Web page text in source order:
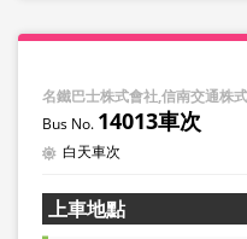
名鐵巴士株式會社,信南交通株
14013車次
白天車次
上車地點